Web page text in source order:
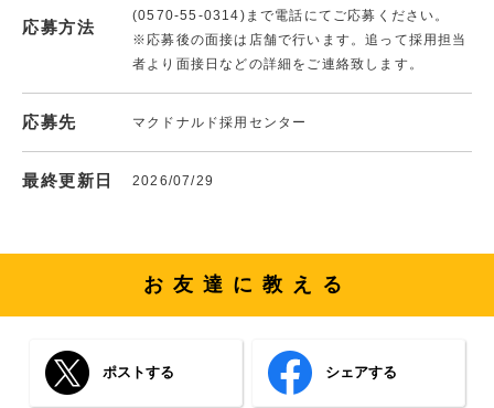
応募方法
(0570-55-0314)まで電話にてご応募ください。
※応募後の面接は店舗で行います。追って採用担当
者より面接日などの詳細をご連絡致します。
応募先 マクドナルド採用センター
最終更新日 2026/07/29
お友達に教える
ポストする シェアする